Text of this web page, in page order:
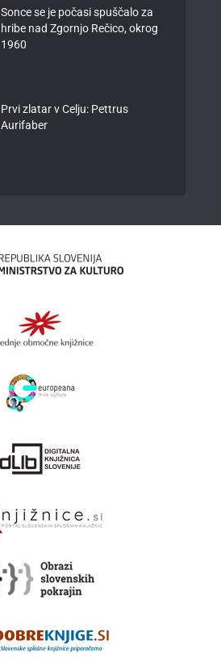
Sonce se je počasi spuščalo za
hribe nad Zgornjo Rečico, okrog
1960
Prvi zlatar v Celju: Pettrus
Aurifaber